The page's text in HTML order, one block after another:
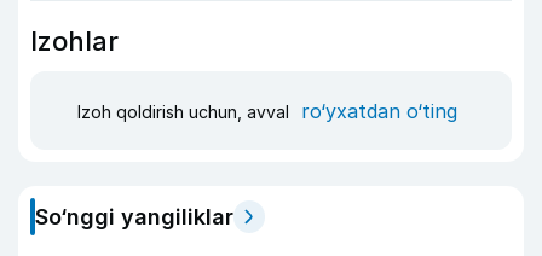
Izohlar
Izoh qoldirish uchun, avval ro‘yxatdan o‘ting
So‘nggi yangiliklar